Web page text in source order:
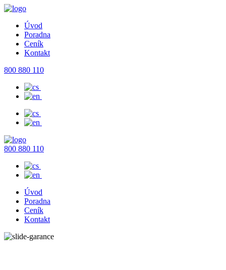
Úvod
Poradna
Ceník
Kontakt
800 880 110
800 880 110
Úvod
Poradna
Ceník
Kontakt